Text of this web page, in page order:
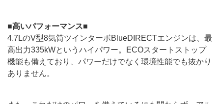
■高いパフォーマンス■
4.7LのV型8気筒ツインターボBlueDIRECTエンジンは、最
高出力335kWというハイパワー。ECOスタートストップ
機能も備えており、パワーだけでなく環境性能でも抜かり
ありません。